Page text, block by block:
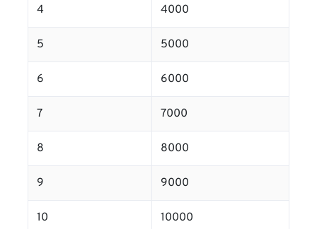
4 4000
5 5000
6 6000
7 7000
8 8000
9 9000
10 10000